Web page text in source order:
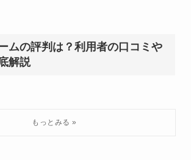
ムの評判は？利用者の口コミや
解説